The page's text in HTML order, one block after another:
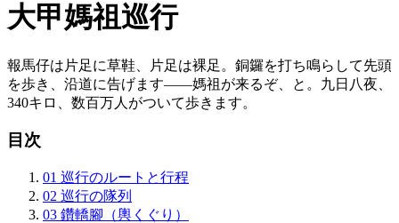
大甲媽祖巡行
報馬仔は片足に草鞋、片足は裸足。銅鑼を打ち鳴らして先頭
を歩き、沿道に告げます——媽祖が来るぞ、と。九日八夜、
340キロ、数百万人がついて歩きます。
目次
01 巡行のルートと行程
02 巡行の隊列
03 鑽轎腳（輿くぐり）